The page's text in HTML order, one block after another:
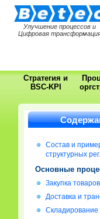
Улучшение процессов и
Цифровая
Стратегия и
BSC-KPI
Состав и
структурных
Основные
Закупка
Доставка и
Складирование